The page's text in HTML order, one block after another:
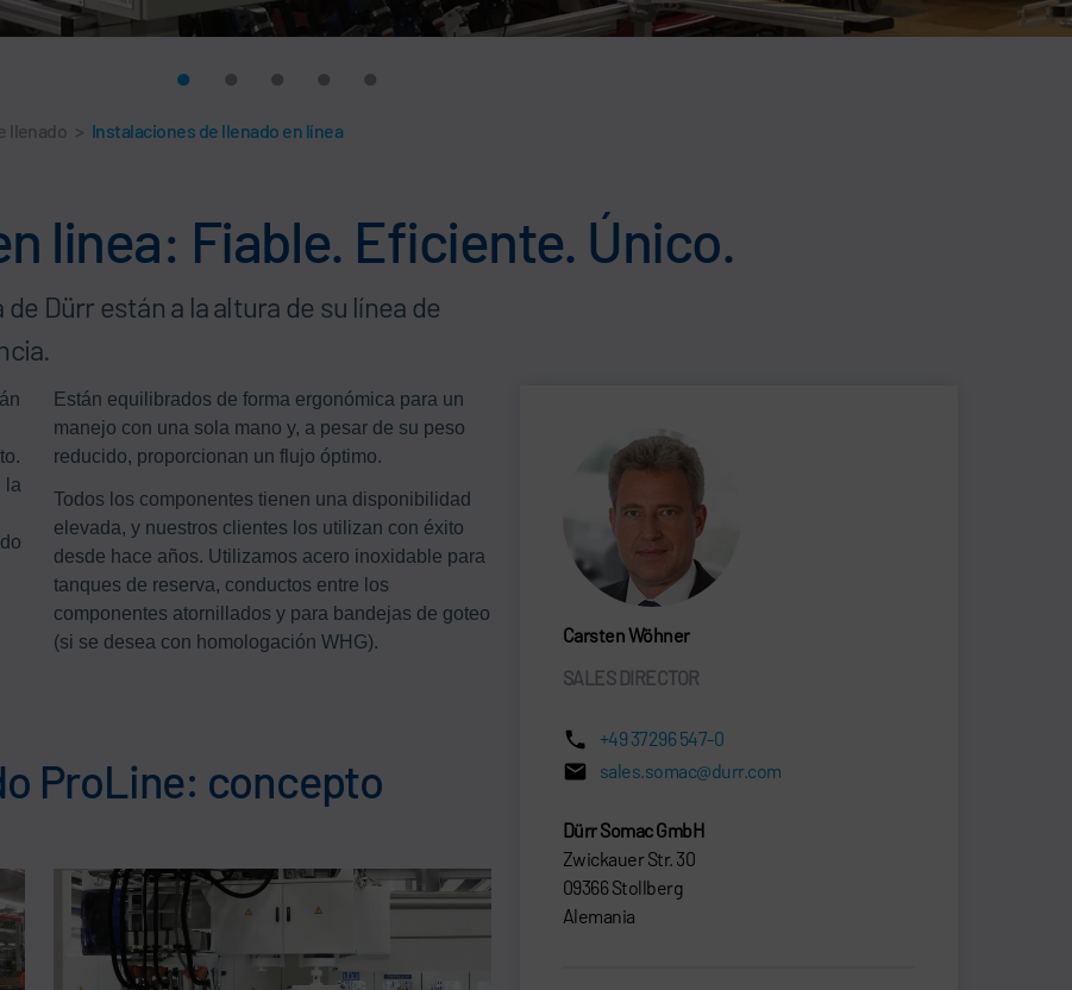
llenado > Instalaciones de llenado en línea
linea: Fiable. Eficiente. Único.
Dürr están a la altura de su línea de
la
Están equilibrados de forma ergonómica para un
manejo con una sola mano y, a pesar de su peso
reducido, proporcionan un flujo óptimo.
Todos los componentes tienen una disponibilidad
elevada, y nuestros clientes los utilizan con éxito
desde hace años. Utilizamos acero inoxidable para
tanques de reserva, conductos entre los
componentes atornillados y para bandejas de goteo
(si se desea con homologación WHG).
ProLine: concepto
Carsten Wöhner
SALES DIRECTOR
+49 37296 547-0
sales.somac@durr.com
Dürr Somac GmbH
Zwickauer Str. 30
09366 Stollberg
Alemania